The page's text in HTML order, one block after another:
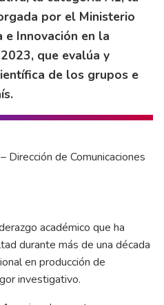
por el Ministerio
e Innovación en la
que evalúa y
de los grupos e
Dirección de Comunicaciones
académico que ha
durante más de una década
en producción de
investigativo.